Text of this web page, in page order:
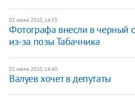
02 июня 2010, 14:53
Фотографа внесли в черный
из-за позы Табачника
02 июня 2010, 14:40
Валуев хочет в депутаты